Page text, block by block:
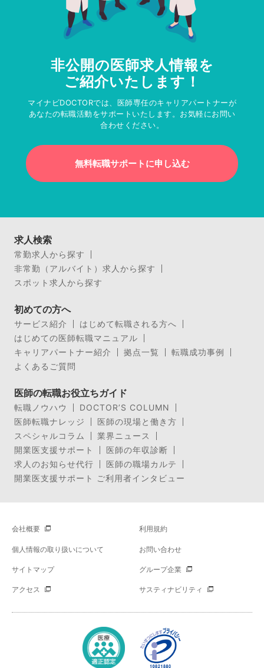
非公開の医師求人情報を
ご紹介いたします！
マイナビDOCTORでは、医師専任のキャリアパートナーが
あなたの転職活動をサポートいたします。お気軽にお問い
合わせください。
無料転職サポートに申し込む
求人検索
常勤求人から探す
非常勤（アルバイト）求人から探す
スポット求人から探す
初めての方へ
サービス紹介
はじめて転職される方へ
はじめての医師転職マニュアル
キャリアパートナー紹介
拠点一覧
転職成功事例
よくあるご質問
医師の転職お役立ちガイド
転職ノウハウ
DOCTOR’S COLUMN
医師転職ナレッジ
医師の現場と働き方
スペシャルコラム
業界ニュース
開業医支援サポート
医師の年収診断
求人のお知らせ代行
医師の職場カルテ
開業医支援サポート ご利用者インタビュー
会社概要 利用規約
個人情報の取り扱いについて お問い合わせ
サイトマップ グループ企業
アクセス サスティナビリティ